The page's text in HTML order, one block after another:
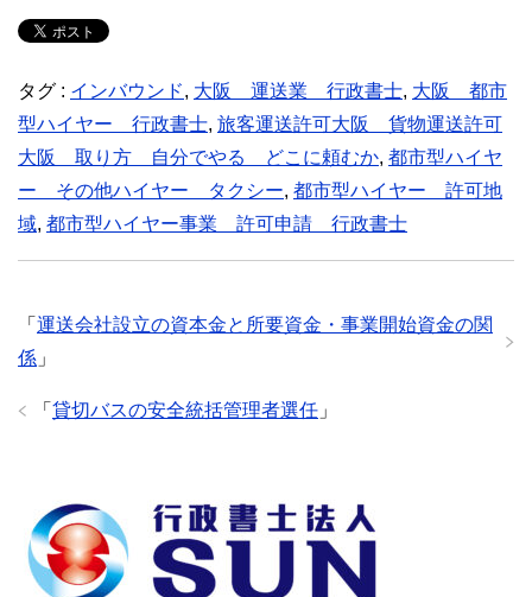
タグ : インバウンド, 大阪 運送業 行政書士, 大阪 都市
型ハイヤー 行政書士, 旅客運送許可大阪 貨物運送許可
大阪 取り方 自分でやる どこに頼むか, 都市型ハイヤ
ー その他ハイヤー タクシー, 都市型ハイヤー 許可地
域, 都市型ハイヤー事業 許可申請 行政書士
「 運送会社設立の資本金と所要資金・事業開始資金の関
係 」
「 貸切バスの安全統括管理者選任 」